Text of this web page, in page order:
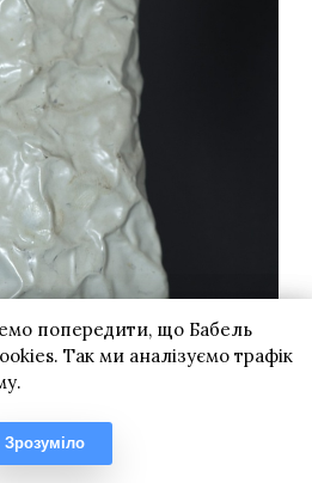
попередити, що Бабель
Так ми аналізуємо трафік
Зрозуміло